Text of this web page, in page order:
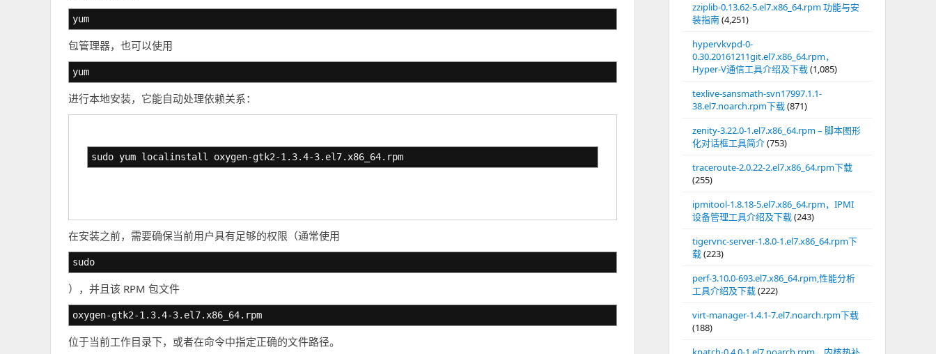
yum
包管理器，也可以使用
yum
进行本地安装，它能自动处理依赖关系：
sudo yum localinstall oxygen-gtk2-1.3.4-3.el7.x86_64.rpm
在安装之前，需要确保当前用户具有足够的权限（通常使用
sudo
），并且该 RPM 包文件
oxygen-gtk2-1.3.4-3.el7.x86_64.rpm
位于当前工作目录下，或者在命令中指定正确的文件路径。
zziplib-0.13.62-5.el7.x86_64.rpm 功能与安
装指南(4,251)
hypervkvpd-0-
0.30.20161211git.el7.x86_64.rpm，
Hyper-V通信工具介绍及下载(1,085)
texlive-sansmath-svn17997.1.1-
38.el7.noarch.rpm下载(871)
zenity-3.22.0-1.el7.x86_64.rpm – 脚本图形
化对话框工具简介(753)
traceroute-2.0.22-2.el7.x86_64.rpm下载
(255)
ipmitool-1.8.18-5.el7.x86_64.rpm，IPMI
设备管理工具介绍及下载(243)
tigervnc-server-1.8.0-1.el7.x86_64.rpm下
载(223)
perf-3.10.0-693.el7.x86_64.rpm,性能分析
工具介绍及下载(222)
virt-manager-1.4.1-7.el7.noarch.rpm下载
(188)